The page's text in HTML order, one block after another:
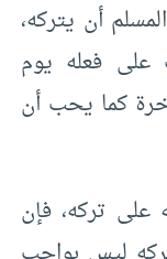
أن يتركه،
على فعله يوم
كما يحب أن
تركه، فإن